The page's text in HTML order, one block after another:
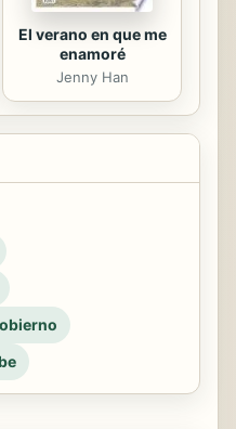
El verano en que me
enamoré
Jenny Han